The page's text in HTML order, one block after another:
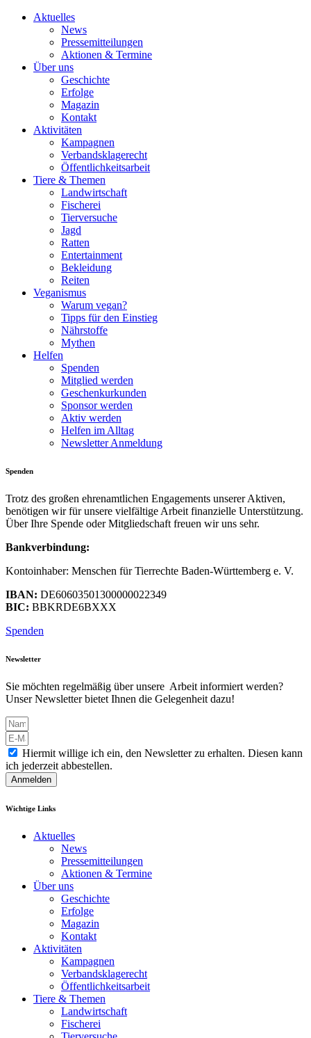
Aktuelles
News
Pressemitteilungen
Aktionen & Termine
Über uns
Geschichte
Erfolge
Magazin
Kontakt
Aktivitäten
Kampagnen
Verbandsklagerecht
Öffentlichkeitsarbeit
Tiere & Themen
Landwirtschaft
Fischerei
Tierversuche
Jagd
Ratten
Entertainment
Bekleidung
Reiten
Veganismus
Warum vegan?
Tipps für den Einstieg
Nährstoffe
Mythen
Helfen
Spenden
Mitglied werden
Geschenkurkunden
Sponsor werden
Aktiv werden
Helfen im Alltag
Newsletter Anmeldung
Spenden
Trotz des großen ehrenamtlichen Engagements unserer Aktiven,
benötigen wir für unsere vielfältige Arbeit finanzielle Unterstützung.
Über Ihre Spende oder Mitgliedschaft freuen wir uns sehr.
Bankverbindung:
Kontoinhaber: Menschen für Tierrechte Baden-Württemberg e. V.
IBAN: DE60603501300000022349
BIC: BBKRDE6BXXX
Spenden
Newsletter
Sie möchten regelmäßig über unsere Arbeit informiert werden?
Unser Newsletter bietet Ihnen die Gelegenheit dazu!
Hiermit willige ich ein, den Newsletter zu erhalten. Diesen kann
ich jederzeit abbestellen.
Anmelden
Wichtige Links
Aktuelles
News
Pressemitteilungen
Aktionen & Termine
Über uns
Geschichte
Erfolge
Magazin
Kontakt
Aktivitäten
Kampagnen
Verbandsklagerecht
Öffentlichkeitsarbeit
Tiere & Themen
Landwirtschaft
Fischerei